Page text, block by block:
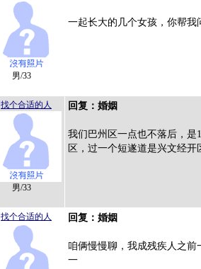
男/33
一起长大的几个女孩，你帮我
找个合适的人
男/33
回复：婚姻
我们巴州区一点也不落后，是
区，过一个短遂道是兴文经
找个合适的人 回复：婚姻
咱俩慢慢聊，我成残疾人之
一